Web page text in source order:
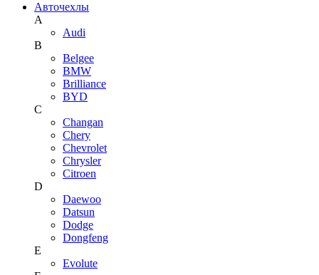
Авточехлы
A
Audi
B
Belgee
BMW
Brilliance
BYD
C
Changan
Chery
Chevrolet
Chrysler
Citroen
D
Daewoo
Datsun
Dodge
Dongfeng
E
Evolute